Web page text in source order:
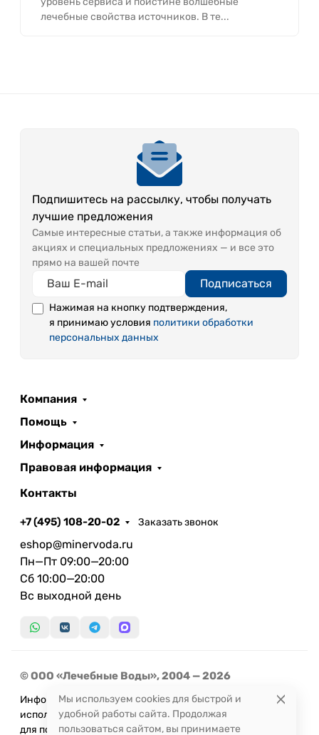
лечебные свойства источников. В те...
Подпишитесь на рассылку, чтобы получать
лучшие предложения
Самые интересные статьи, а также информация об
акциях и специальных предложениях — и все это
прямо на вашей почте
Подписаться
Нажимая на кнопку подтверждения,
я принимаю условия политики обработки
персональных данных
Компания
Помощь
Информация
Правовая информация
Контакты
+7 (495) 108-20-02 Заказать звонок
eshop@minervoda.ru
Пн—Пт 09:00—20:00
Сб 10:00—20:00
Вс выходной день
© ООО «Лечебные Воды», 2004 — 2026
Информация, представленная на сайте, не может быть
использована
для постановки диагноза или назначения лечения и не
Мы используем cookies для быстрой и
удобной работы сайта. Продолжая
пользоваться сайтом, вы принимаете